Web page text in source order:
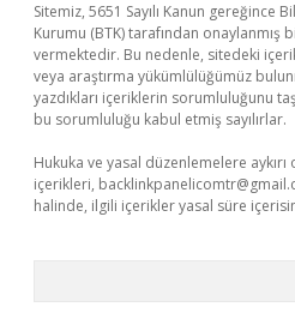
Sitemiz, 5651 Sayılı Kanun gereğince
Kurumu (BTK) tarafından onaylanmış
vermektedir. Bu nedenle, sitedeki
veya araştırma yükümlülüğümüz
yazdıkları içeriklerin sorumluluğunu
bu sorumluluğu kabul etmiş sayılırlar.
Hukuka ve yasal düzenlemelere
içerikleri,
halinde, ilgili içerikler yasal süre